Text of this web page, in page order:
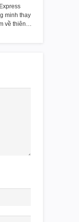
minh thay
về thiên…